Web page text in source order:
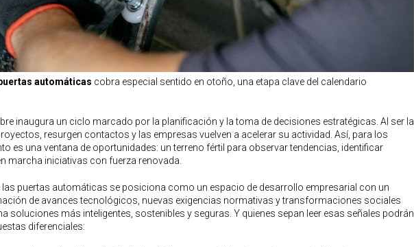
automáticas cobra especial sentido en otoño, una etapa clave del calendario
inaugura un ciclo marcado por la planificación y la toma de decisiones estratégicas. Al ser la
resurgen contactos y las empresas vuelven a acelerar su actividad. Así, para los
es una ventana de oportunidades: un terreno fértil para observar tendencias, identificar
marcha iniciativas con fuerza renovada.
las puertas automáticas se posiciona como un espacio de desarrollo empresarial con un
de avances tecnológicos, nuevas exigencias normativas y transformaciones sociales
soluciones más inteligentes, sostenibles y seguras. Y quienes sepan leer esas señales podrán
diferenciales: